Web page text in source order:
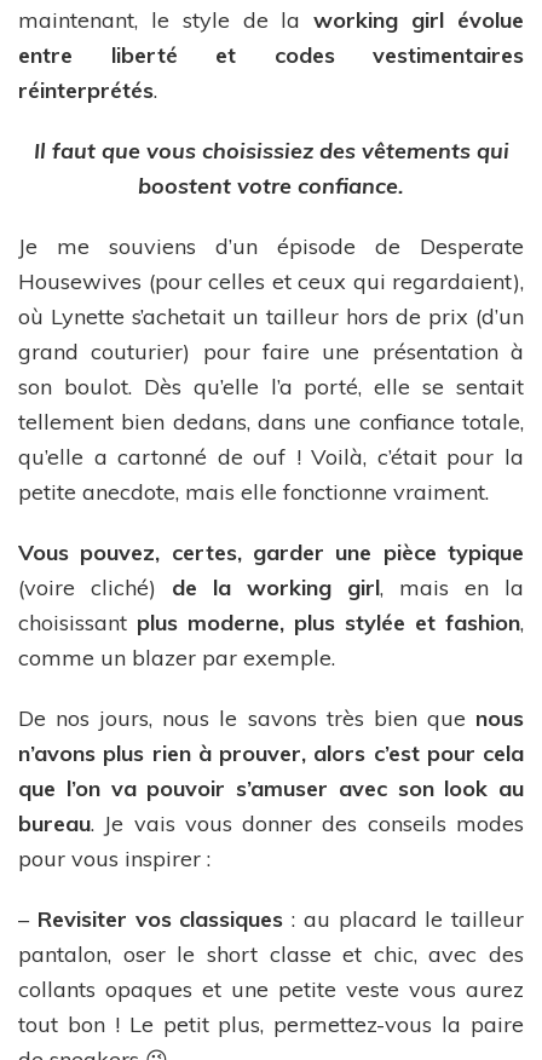
maintenant, le style de laworking girl évolue
entre liberté et codes vestimentaires
réinterprétés.
Il faut que vous choisissiez des vêtements qui
boostent votre confiance.
Je me souviens d’un épisode de Desperate
Housewives (pour celles et ceux qui regardaient),
où Lynette s’achetait un tailleur hors de prix (d’un
grand couturier) pour faire une présentation à
son boulot. Dès qu’elle l’a porté, elle se sentait
tellement bien dedans, dans une confiance totale,
qu’elle a cartonné de ouf ! Voilà, c’était pour la
petite anecdote, mais elle fonctionne vraiment.
Vous pouvez, certes, garder une pièce typique
(voire cliché) de la working girl, mais en la
choisissant plus moderne, plus stylée et fashion,
comme un blazer par exemple.
De nos jours, nous le savons très bien que nous
n’avons plus rien à prouver, alors c’est pour cela
que l’on va pouvoir s’amuser avec son look au
bureau. Je vais vous donner des conseils modes
pour vous inspirer :
– Revisiter vos classiques : au placard le tailleur
pantalon, oser le short classe et chic, avec des
collants opaques et une petite veste vous aurez
tout bon ! Le petit plus, permettez-vous la paire